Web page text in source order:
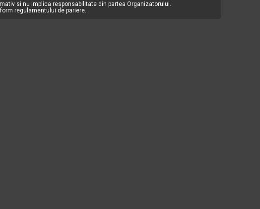
si nu implica responsabilitate din partea Organizatorului.
regulamentului de pariere.